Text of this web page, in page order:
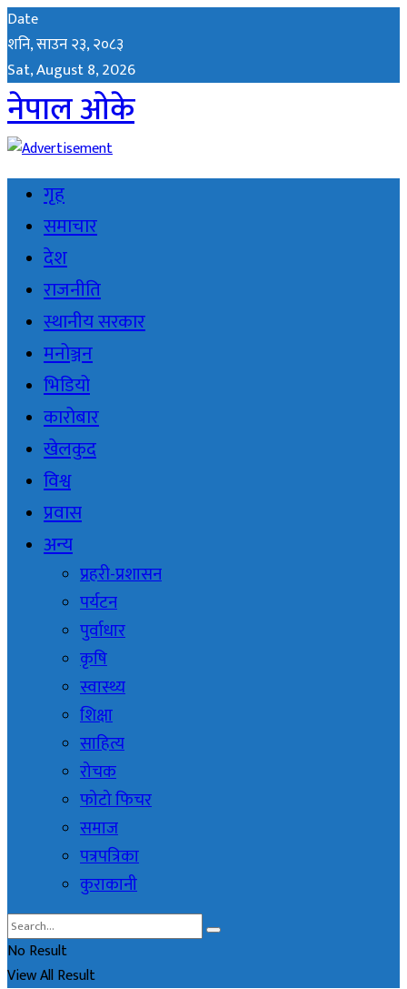
Date
शनि, साउन २३, २०८३
Sat, August 8, 2026
नेपाल ओके
गृह
समाचार
देश
राजनीति
स्थानीय सरकार
मनोञ्जन
भिडियो
कारोबार
खेलकुद
विश्व
प्रवास
अन्य
प्रहरी-प्रशासन
पर्यटन
पुर्वाधार
कृषि
स्वास्थ्य
शिक्षा
साहित्य
रोचक
फोटो फिचर
समाज
पत्रपत्रिका
कुराकानी
No Result
View All Result